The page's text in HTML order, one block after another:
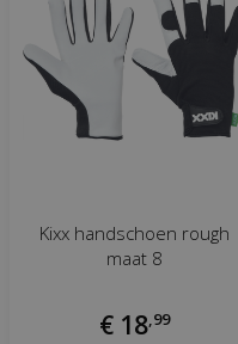
Kixx handschoen rough
maat 8
€ 18,99